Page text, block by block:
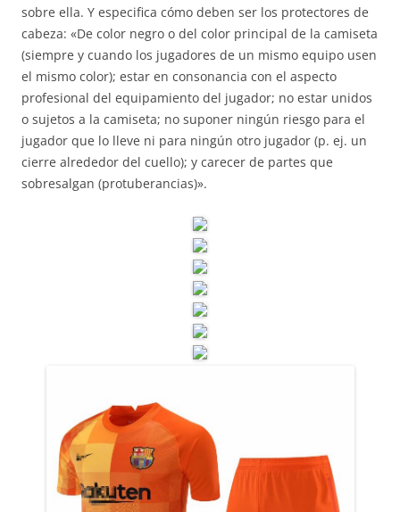
sobre ella. Y especifica cómo deben ser los protectores de
cabeza: «De color negro o del color principal de la camiseta
(siempre y cuando los jugadores de un mismo equipo usen
el mismo color); estar en consonancia con el aspecto
profesional del equipamiento del jugador; no estar unidos
o sujetos a la camiseta; no suponer ningún riesgo para el
jugador que lo lleve ni para ningún otro jugador (p. ej. un
cierre alrededor del cuello); y carecer de partes que
sobresalgan (protuberancias)».